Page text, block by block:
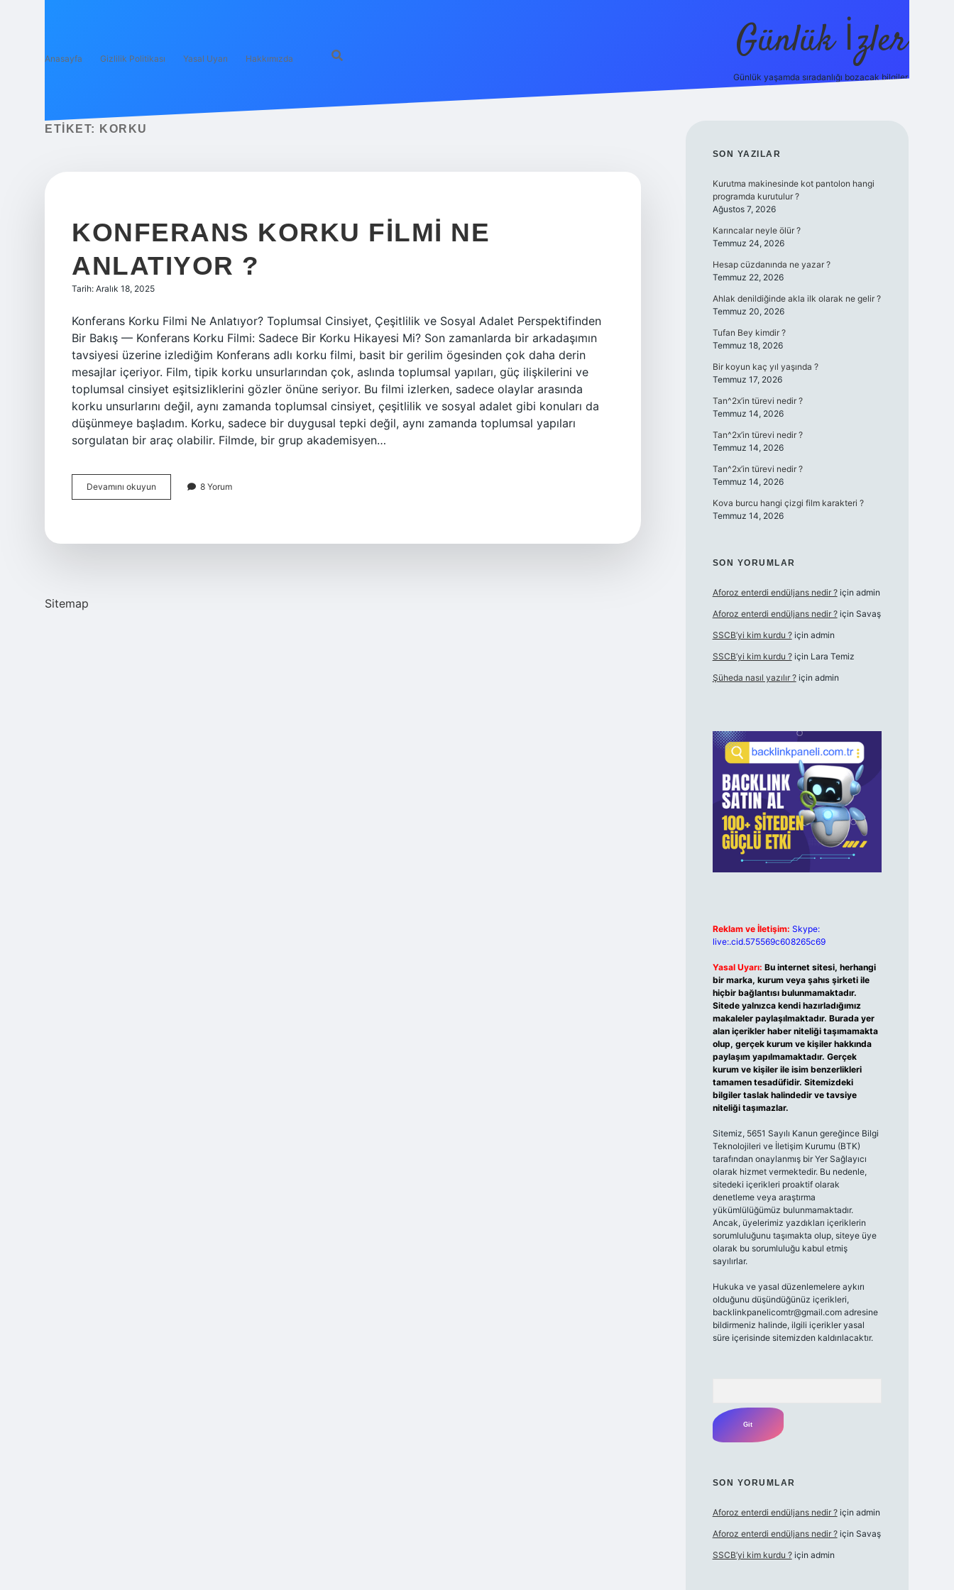
Anasayfa Gizlilik Politikası Yasal Uyarı Hakkımızda Günlük İzler
Günlük yaşamda sıradanlığı bozacak bilgiler.
ETIKET: KORKU
KONFERANS KORKU FILMI NE
ANLATIYOR ?
Tarih: Aralık 18, 2025
Konferans Korku Filmi Ne Anlatıyor? Toplumsal Cinsiyet, Çeşitlilik ve Sosyal Adalet Perspektifinden
Bir Bakış — Konferans Korku Filmi: Sadece Bir Korku Hikayesi Mi? Son zamanlarda bir arkadaşımın
tavsiyesi üzerine izlediğim Konferans adlı korku filmi, basit bir gerilim ögesinden çok daha derin
mesajlar içeriyor. Film, tipik korku unsurlarından çok, aslında toplumsal yapıları, güç ilişkilerini ve
toplumsal cinsiyet eşitsizliklerini gözler önüne seriyor. Bu filmi izlerken, sadece olaylar arasında
korku unsurlarını değil, aynı zamanda toplumsal cinsiyet, çeşitlilik ve sosyal adalet gibi konuları da
düşünmeye başladım. Korku, sadece bir duygusal tepki değil, aynı zamanda toplumsal yapıları
sorgulatan bir araç olabilir. Filmde, bir grup akademisyen…
Devamını okuyun Konferans
korku
8 Yorum
Sitemap
SIDEBAR
SON YAZILAR
Kurutma makinesinde kot pantolon hangi
programda kurutulur ?
Ağustos 7, 2026
Karıncalar neyle ölür ?
Temmuz 24, 2026
Hesap cüzdanında ne yazar ?
Temmuz 22, 2026
Ahlak denildiğinde akla ilk olarak ne gelir ?
Temmuz 20, 2026
Tufan Bey kimdir ?
Temmuz 18, 2026
Bir koyun kaç yıl yaşında ?
Temmuz 17, 2026
Tan^2x’in türevi nedir ?
Temmuz 14, 2026
Tan^2x’in türevi nedir ?
Temmuz 14, 2026
Tan^2x’in türevi nedir ?
Temmuz 14, 2026
Kova burcu hangi çizgi film karakteri ?
Temmuz 14, 2026
SON YORUMLAR
Aforoz enterdi endüljans nedir ?için admin
Aforoz enterdi endüljans nedir ?için Savaş
SSCB’yi kim kurdu ?için admin
SSCB’yi kim kurdu ?için Lara Temiz
Şüheda nasıl yazılır ?için admin
Reklam ve İletişim: Skype:
live:.cid.575569c608265c69
Yasal Uyarı: Bu internet sitesi, herhangi
bir marka, kurum veya şahıs şirketi ile
hiçbir bağlantısı bulunmamaktadır.
Sitede yalnızca kendi hazırladığımız
makaleler paylaşılmaktadır. Burada yer
alan içerikler haber niteliği taşımamakta
olup, gerçek kurum ve kişiler hakkında
paylaşım yapılmamaktadır. Gerçek
kurum ve kişiler ile isim benzerlikleri
tamamen tesadüfidir. Sitemizdeki
bilgiler taslak halindedir ve tavsiye
niteliği taşımazlar.
Sitemiz, 5651 Sayılı Kanun gereğince Bilgi
Teknolojileri ve İletişim Kurumu (BTK)
tarafından onaylanmış bir Yer Sağlayıcı
olarak hizmet vermektedir. Bu nedenle,
sitedeki içerikleri proaktif olarak
denetleme veya araştırma
yükümlülüğümüz bulunmamaktadır.
Ancak, üyelerimiz yazdıkları içeriklerin
sorumluluğunu taşımakta olup, siteye üye
olarak bu sorumluluğu kabul etmiş
sayılırlar.
Hukuka ve yasal düzenlemelere aykırı
olduğunu düşündüğünüz içerikleri,
backlinkpanelicomtr@gmail.comadresine
bildirmeniz halinde, ilgili içerikler yasal
süre içerisinde sitemizden kaldırılacaktır.
SON YORUMLAR
Aforoz enterdi endüljans nedir ?için admin
Aforoz enterdi endüljans nedir ?için Savaş
SSCB’yi kim kurdu ?için admin